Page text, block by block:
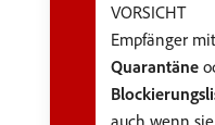
VORSICHT
Empfänger
Quarantäne